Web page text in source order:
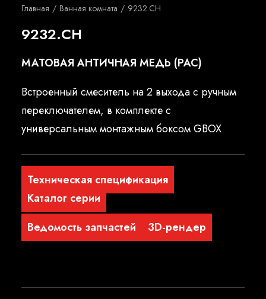
Главная Ванная комната 9232.CH
9232.CH
МАТОВАЯ АНТИЧНАЯ МЕДЬ (PAC)
Встроенный смеситель на 2 выхода с ручным
переключателем, в комплекте с
универсальным монтажным боксом GBOX
Техническая спецификация
Каталог серии
Ведомость запчастей
3D-рендер